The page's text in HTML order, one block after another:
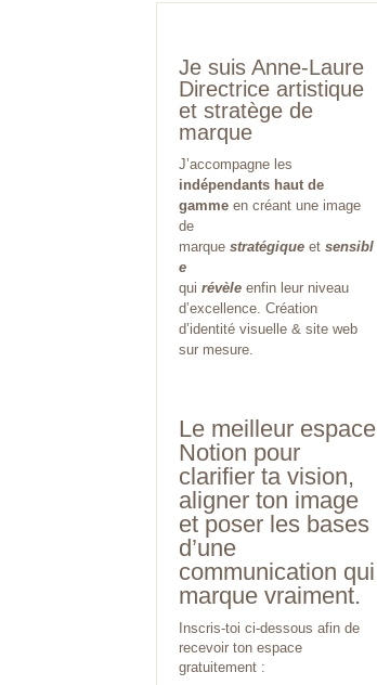
Je suis Anne-Laure
Directrice artistique
et stratège de
marque
J’accompagne les
indépendants haut de
gammeen créant une image
de
marque stratégique et sensibl
e
qui révèle enfin leur niveau
d’excellence. Création
d’identité visuelle & site web
sur mesure.
Le meilleur espace
Notion pour
clarifier ta vision,
aligner ton image
et poser les bases
d’une
communication qui
marque vraiment.
Inscris-toi ci-dessous afin de
recevoir ton espace
gratuitement :